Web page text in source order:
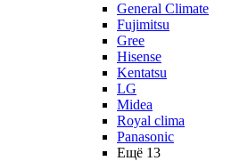
General Climate
Fujimitsu
Gree
Hisense
Kentatsu
LG
Midea
Royal clima
Panasonic
Ещё 13